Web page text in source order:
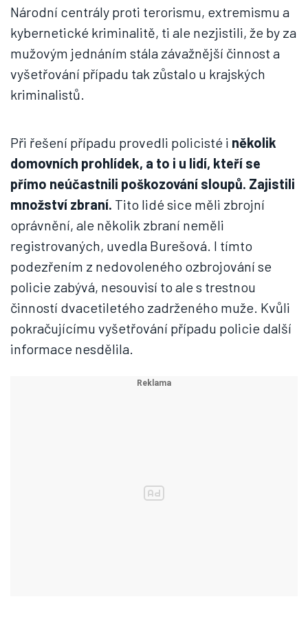
Národní centrály proti terorismu, extremismu a
kybernetické kriminalitě, ti ale nezjistili, že by za
mužovým jednáním stála závažnější činnost a
vyšetřování případu tak zůstalo u krajských
kriminalistů.
Při řešení případu provedli policisté i několik
domovních prohlídek, a to i u lidí, kteří se
přímo neúčastnili poškozování sloupů. Zajistili
množství zbraní. Tito lidé sice měli zbrojní
oprávnění, ale několik zbraní neměli
registrovaných, uvedla Burešová. I tímto
podezřením z nedovoleného ozbrojování se
policie zabývá, nesouvisí to ale s trestnou
činností dvacetiletého zadrženého muže. Kvůli
pokračujícímu vyšetřování případu policie další
informace nesdělila.